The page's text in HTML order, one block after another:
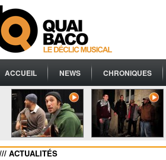
ACCUEIL NEWS CHRONIQUES
/// ACTUALITÉS